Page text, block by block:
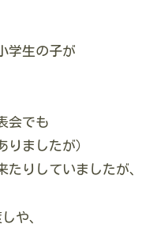
学生の子が
会でも
りましたが）
りしていましたが、
や、